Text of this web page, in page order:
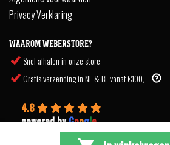
Privacy Verklaring
WAAROM WEBERSTORE?
Snel afhalen in onze store
Gratis verzending in NL & BE vanaf €100,-
4.8
powered byGoogle